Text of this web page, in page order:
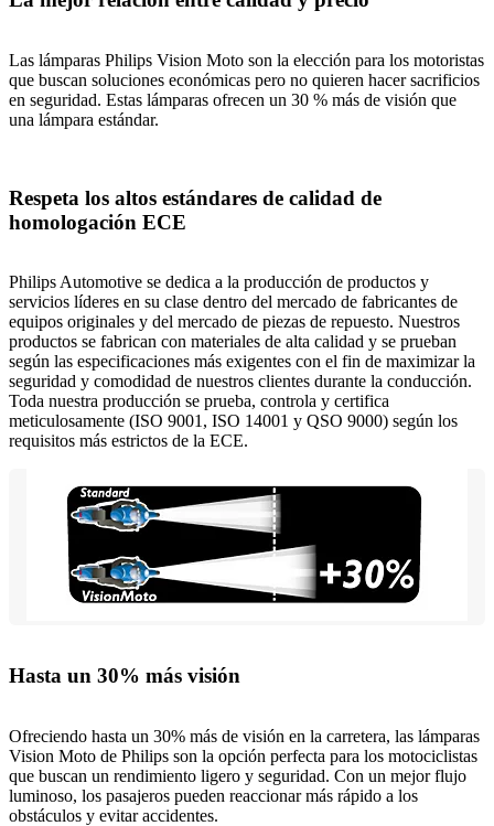
Las lámparas Philips Vision Moto son la elección para los motoristas
que buscan soluciones económicas pero no quieren hacer sacrificios
en seguridad. Estas lámparas ofrecen un 30 % más de visión que
una lámpara estándar.
Respeta los altos estándares de calidad de
homologación ECE
Philips Automotive se dedica a la producción de productos y
servicios líderes en su clase dentro del mercado de fabricantes de
equipos originales y del mercado de piezas de repuesto. Nuestros
productos se fabrican con materiales de alta calidad y se prueban
según las especificaciones más exigentes con el fin de maximizar la
seguridad y comodidad de nuestros clientes durante la conducción.
Toda nuestra producción se prueba, controla y certifica
meticulosamente (ISO 9001, ISO 14001 y QSO 9000) según los
requisitos más estrictos de la ECE.
Hasta un 30% más visión
Ofreciendo hasta un 30% más de visión en la carretera, las lámparas
Vision Moto de Philips son la opción perfecta para los motociclistas
que buscan un rendimiento ligero y seguridad. Con un mejor flujo
luminoso, los pasajeros pueden reaccionar más rápido a los
obstáculos y evitar accidentes.